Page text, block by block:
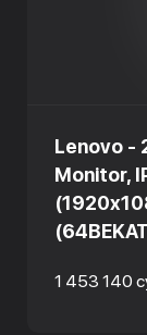
Lenovo -
Monitor,
1 453 140